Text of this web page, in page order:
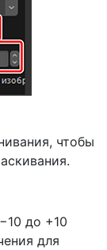
чтобы
до +10
для